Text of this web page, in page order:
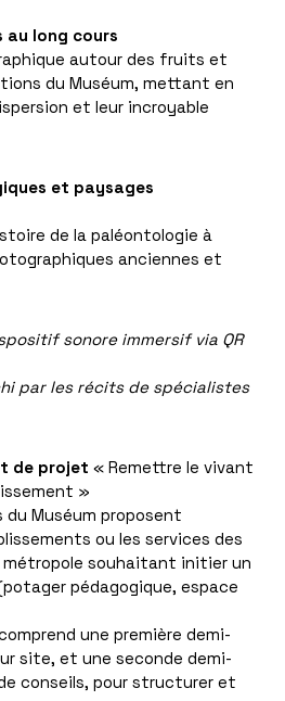
au long cours
autour des fruits et
du Muséum, mettant en
et leur incroyable
et paysages
de la paléontologie à
anciennes et
sonore immersif via QR
par les récits de spécialistes
de projet « Remettre le vivant
»
du Muséum proposent
ou les services des
métropole souhaitant initier un
pédagogique, espace
une première demi-
site, et une seconde demi-
conseils, pour structurer et